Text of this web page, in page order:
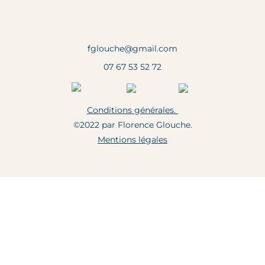
fglouche@gmail.com
07 67 53 52 72
Conditions générales.
©2022 par Florence Glouche.
Mentions légales